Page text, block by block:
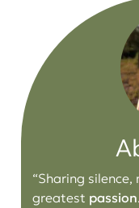
“Sharing
greatest passion